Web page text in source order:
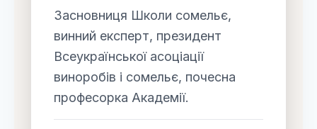
Засновниця Школи сомельє,
винний експерт, президент
Всеукраїнської асоціації
виноробів і сомельє, почесна
професорка Академії.